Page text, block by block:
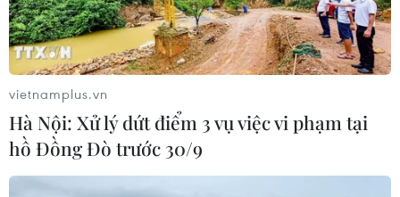
vietnamplus.vn
Hà Nội: Xử lý dứt điểm 3 vụ việc vi phạm tại
hồ Đồng Đò trước 30/9